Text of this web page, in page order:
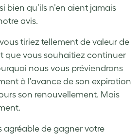
bien qu’ils n’en aient jamais
avis.
tiriez tellement de valeur de
que vous souhaitiez continuer
nous vous préviendrons
à l’avance de son expiration
son renouvellement. Mais
agréable de gagner votre